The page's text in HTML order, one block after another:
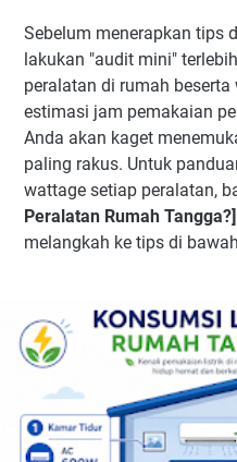
Sebelum menerapkan tips
lakukan "audit mini"
peralatan di rumah
estimasi jam pemakaian
Anda akan kaget
paling rakus. Untuk
wattage setiap peralatan,
Peralatan Rumah Tangga?]
melangkah ke tips di